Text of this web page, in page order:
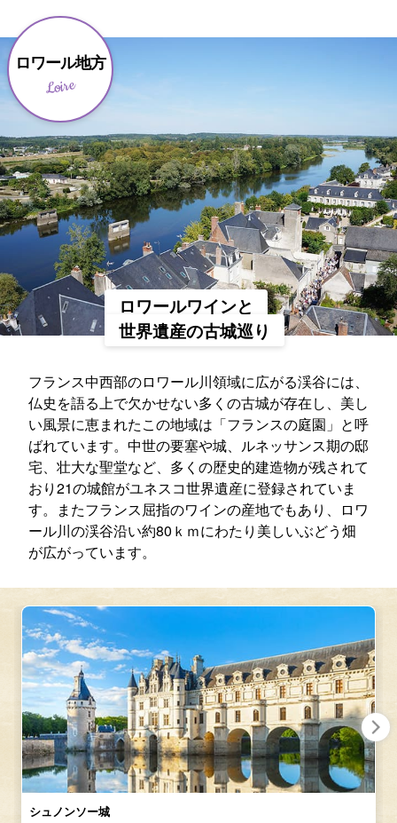
ロワール地方
Loire
ロワールワインと
世界遺産の古城巡り
フランス中西部のロワール川領域に広がる渓谷には、
仏史を語る上で欠かせない多くの古城が存在し、美し
い風景に恵まれたこの地域は「フランスの庭園」と呼
ばれています。中世の要塞や城、ルネッサンス期の邸
宅、壮大な聖堂など、多くの歴史的建造物が残されて
おり21の城館がユネスコ世界遺産に登録されていま
す。またフランス屈指のワインの産地でもあり、ロワ
ール川の渓谷沿い約80ｋｍにわたり美しいぶどう畑
が広がっています。
シュノンソー城